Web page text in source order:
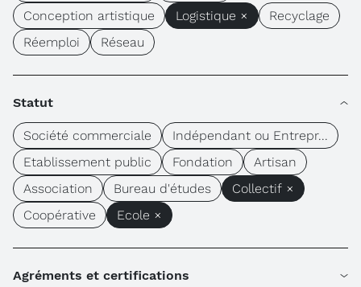
Conception artistique
Logistique ×
Recyclage
Réemploi
Réseau
Statut
Société commerciale
Indépendant ou Entrepr...
Etablissement public
Fondation
Artisan
Association
Bureau d'études
Collectif ×
Coopérative
Ecole ×
Agréments et certifications